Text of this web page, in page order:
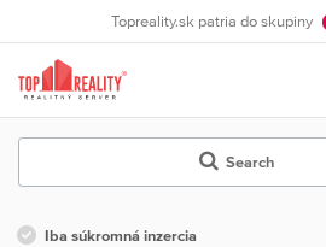
Topreality.sk patria do skupiny
Search
Iba súkromná inzercia